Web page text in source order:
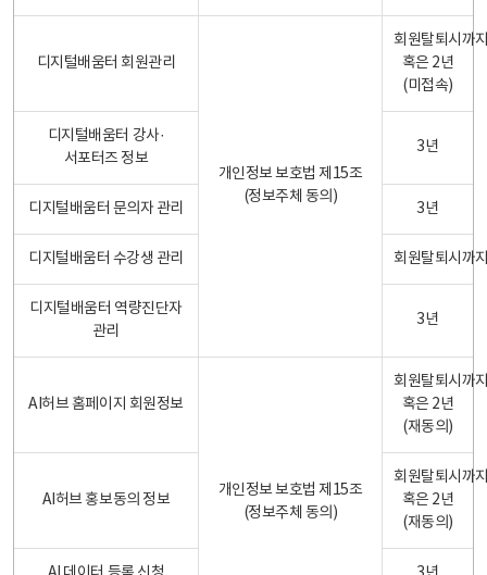
디지털배움터 회원관리
개인정보 보호법 제15조
(정보주체 동의)
회원탈퇴시까
혹은 2년
(미접속)
디지털배움터 강사·
서포터즈 정보
3년
디지털배움터 문의자 관리 3년
디지털배움터 수강생 관리 회원탈퇴시까
디지털배움터 역량진단자
관리
3년
AI허브 홈페이지 회원정보
개인정보 보호법 제15조
(정보주체 동의)
회원탈퇴시까
혹은 2년
(재동의)
AI허브 홍보동의 정보
회원탈퇴시까
혹은 2년
(재동의)